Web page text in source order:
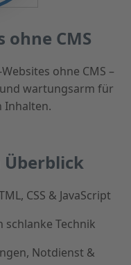
ohne CMS
ohne CMS –
wartungsarm für
Inhalten.
CSS & JavaScript
schlanke Technik
Notdienst &